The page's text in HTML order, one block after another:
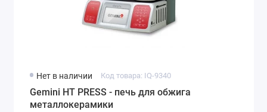
Нет в наличии Код товара: IQ-9340
Gemini HT PRESS - печь для обжига
металлокерамики